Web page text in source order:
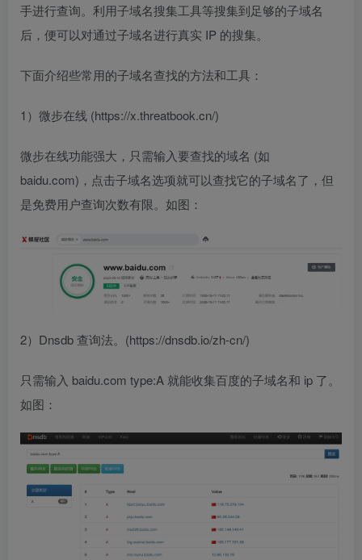
手进行查询。利用子域名搜集工具等搜集到足够的子域名
后，便可以对通过子域名进行真实 IP 的搜集。
下面介绍些常用的子域名查找的方法和工具：
1）微步在线 (https://x.threatbook.cn/)
微步在线功能强大，只需输入要查找的域名 (如
baidu.com)，点击子域名选项就可以查找它的子域名了，但
是免费用户查询次数有限。如图：
2）Dnsdb 查询法。(https://dnsdb.io/zh-cn/)
只需输入 baidu.com type:A 就能收集百度的子域名和 ip 了。
如图：